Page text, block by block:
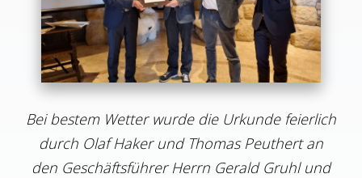
Bei bestem Wetter wurde die Urkunde feierlich
durch Olaf Haker und Thomas Peuthert an
den Geschäftsführer Herrn Gerald Gruhl und